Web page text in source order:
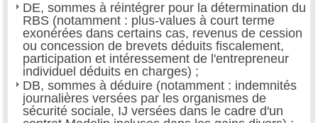
DE, sommes à réintégrer pour la détermination du
RBS (notamment : plus-values à court terme
exonérées dans certains cas, revenus de cession
ou concession de brevets déduits fiscalement,
participation et intéressement de l'entrepreneur
individuel déduits en charges) ;
DB, sommes à déduire (notamment : indemnités
journalières versées par les organismes de
sécurité sociale, IJ versées dans le cadre d'un